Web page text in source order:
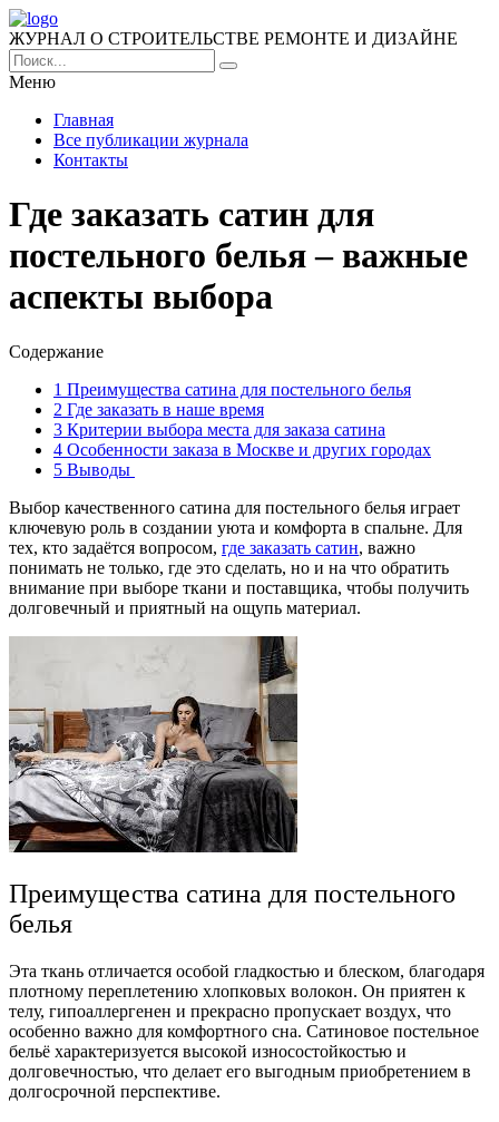
ЖУРНАЛ О СТРОИТЕЛЬСТВЕ РЕМОНТЕ И ДИЗАЙНЕ
Меню
Главная
Все публикации журнала
Контакты
Где заказать сатин для
постельного белья – важные
аспекты выбора
Содержание
1 Преимущества сатина для постельного белья
2 Где заказать в наше время
3 Критерии выбора места для заказа сатина
4 Особенности заказа в Москве и других городах
5 Выводы
Выбор качественного сатина для постельного белья играет
ключевую роль в создании уюта и комфорта в спальне. Для
тех, кто задаётся вопросом, где заказать сатин, важно
понимать не только, где это сделать, но и на что обратить
внимание при выборе ткани и поставщика, чтобы получить
долговечный и приятный на ощупь материал.
Преимущества сатина для постельного
белья
Эта ткань отличается особой гладкостью и блеском, благодаря
плотному переплетению хлопковых волокон. Он приятен к
телу, гипоаллергенен и прекрасно пропускает воздух, что
особенно важно для комфортного сна. Сатиновое постельное
бельё характеризуется высокой износостойкостью и
долговечностью, что делает его выгодным приобретением в
долгосрочной перспективе.